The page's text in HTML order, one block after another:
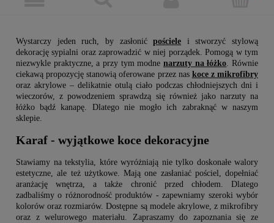
Wystarczy jeden ruch, by zasłonićpościele i stworzyć stylową
dekorację sypialni oraz zaprowadzić w niej porządek. Pomogą w tym
niezwykle praktyczne, a przy tym modne narzuty na łóżko. Równie
ciekawą propozycję stanowią oferowane przez nas koce z mikrofibry
oraz akrylowe – delikatnie otulą ciało podczas chłodniejszych dni i
wieczorów, z powodzeniem sprawdzą się również jako narzuty na
łóżko bądź kanapę. Dlatego nie mogło ich zabraknąć w naszym
sklepie.
Karaf - wyjątkowe koce dekoracyjne
Stawiamy na tekstylia, które wyróżniają nie tylko doskonałe walory
estetyczne, ale też użytkowe. Mają one zasłaniać pościel, dopełniać
aranżację wnętrza, a także chronić przed chłodem. Dlatego
zadbaliśmy o różnorodność produktów - zapewniamy szeroki wybór
kolorów oraz rozmiarów. Dostępne są modele akrylowe, z mikrofibry
oraz z welurowego materiału. Zapraszamy do zapoznania się ze